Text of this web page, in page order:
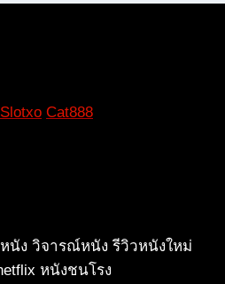
Slotxo Cat888
นัง วิจารณ์หนัง รีวิวหนังใหม่
หนังชนโรง